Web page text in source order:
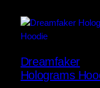
Dreamfaker
Holograms